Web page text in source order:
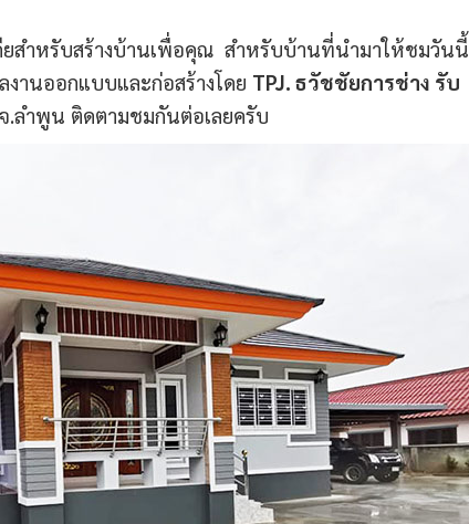
สำหรับสร้างบ้านเพื่อคุณ สำหรับบ้านที่นำมาให้ชมวันนี้
านออกแบบและก่อสร้างโดย TPJ. ธวัชชัยการช่าง รับ
.ลำพูน ติดตามชมกันต่อเลยครับ